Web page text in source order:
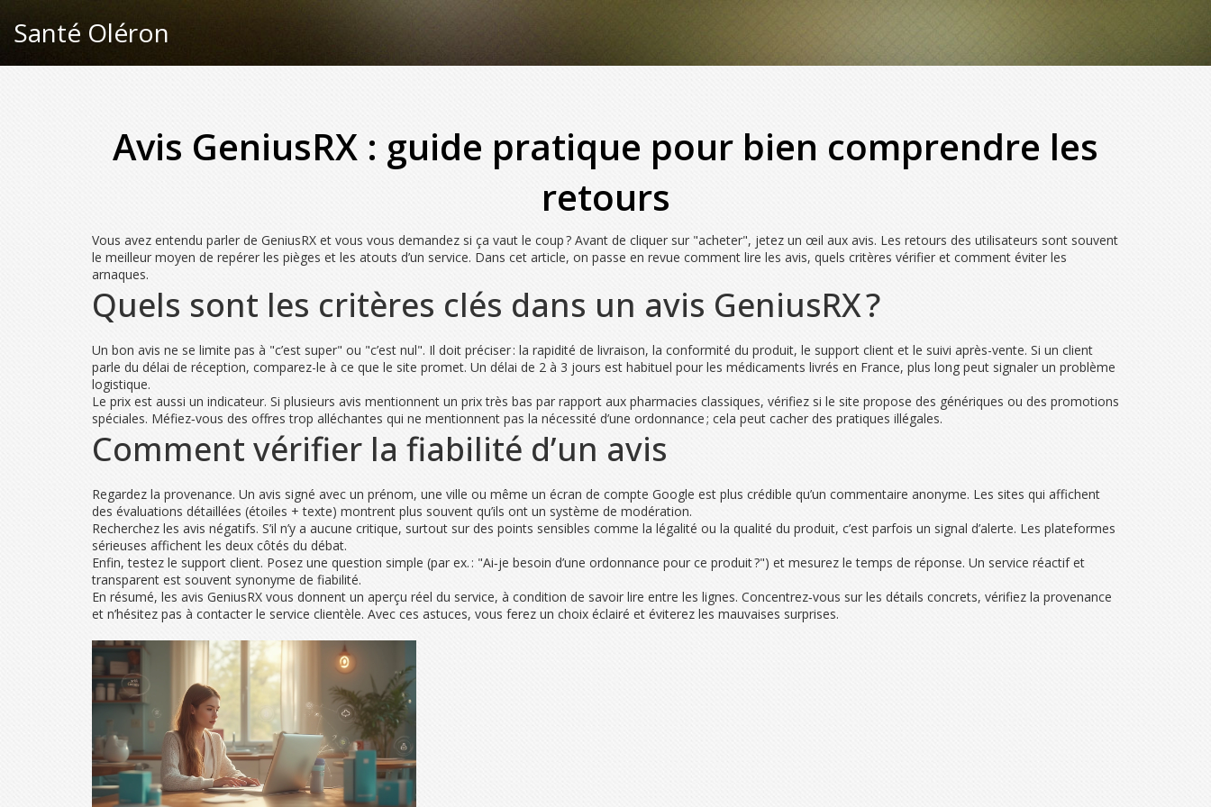
Santé Oléron
Avis GeniusRX : guide pratique pour bien comprendre les
retours
Vous avez entendu parler de GeniusRX et vous vous demandez si ça vaut le coup ? Avant de cliquer sur "acheter", jetez un œil aux avis. Les retours des utilisateurs sont souvent
le meilleur moyen de repérer les pièges et les atouts d’un service. Dans cet article, on passe en revue comment lire les avis, quels critères vérifier et comment éviter les
arnaques.
Quels sont les critères clés dans un avis GeniusRX ?
Un bon avis ne se limite pas à "c’est super" ou "c’est nul". Il doit préciser : la rapidité de livraison, la conformité du produit, le support client et le suivi après-vente. Si un client
parle du délai de réception, comparez-le à ce que le site promet. Un délai de 2 à 3 jours est habituel pour les médicaments livrés en France, plus long peut signaler un problème
logistique.
Le prix est aussi un indicateur. Si plusieurs avis mentionnent un prix très bas par rapport aux pharmacies classiques, vérifiez si le site propose des génériques ou des promotions
spéciales. Méfiez‑vous des offres trop alléchantes qui ne mentionnent pas la nécessité d’une ordonnance ; cela peut cacher des pratiques illégales.
Comment vérifier la fiabilité d’un avis
Regardez la provenance. Un avis signé avec un prénom, une ville ou même un écran de compte Google est plus crédible qu’un commentaire anonyme. Les sites qui affichent
des évaluations détaillées (étoiles + texte) montrent plus souvent qu’ils ont un système de modération.
Recherchez les avis négatifs. S’il n’y a aucune critique, surtout sur des points sensibles comme la légalité ou la qualité du produit, c’est parfois un signal d’alerte. Les plateformes
sérieuses affichent les deux côtés du débat.
Enfin, testez le support client. Posez une question simple (par ex. : "Ai‑je besoin d’une ordonnance pour ce produit ?") et mesurez le temps de réponse. Un service réactif et
transparent est souvent synonyme de fiabilité.
En résumé, les avis GeniusRX vous donnent un aperçu réel du service, à condition de savoir lire entre les lignes. Concentrez‑vous sur les détails concrets, vérifiez la provenance
et n’hésitez pas à contacter le service clientèle. Avec ces astuces, vous ferez un choix éclairé et éviterez les mauvaises surprises.